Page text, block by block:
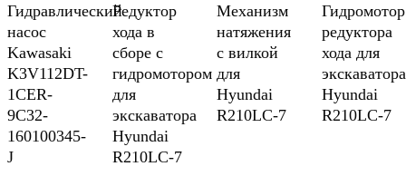
Гидравлический
насос
Kawasaki
K3V112DT-
1CER-
9C32-
160100345-
J
Редуктор
хода в
сборе с
гидромотором
для
экскаватора
Hyundai
R210LC-7
Механизм
натяжения
с вилкой
для
Hyundai
R210LC-7
Гидромотор
редуктора
хода для
экскаватора
Hyundai
R210LC-7